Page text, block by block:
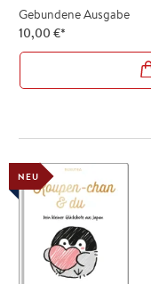
Gebundene Ausgabe
10,00 €*
NEU